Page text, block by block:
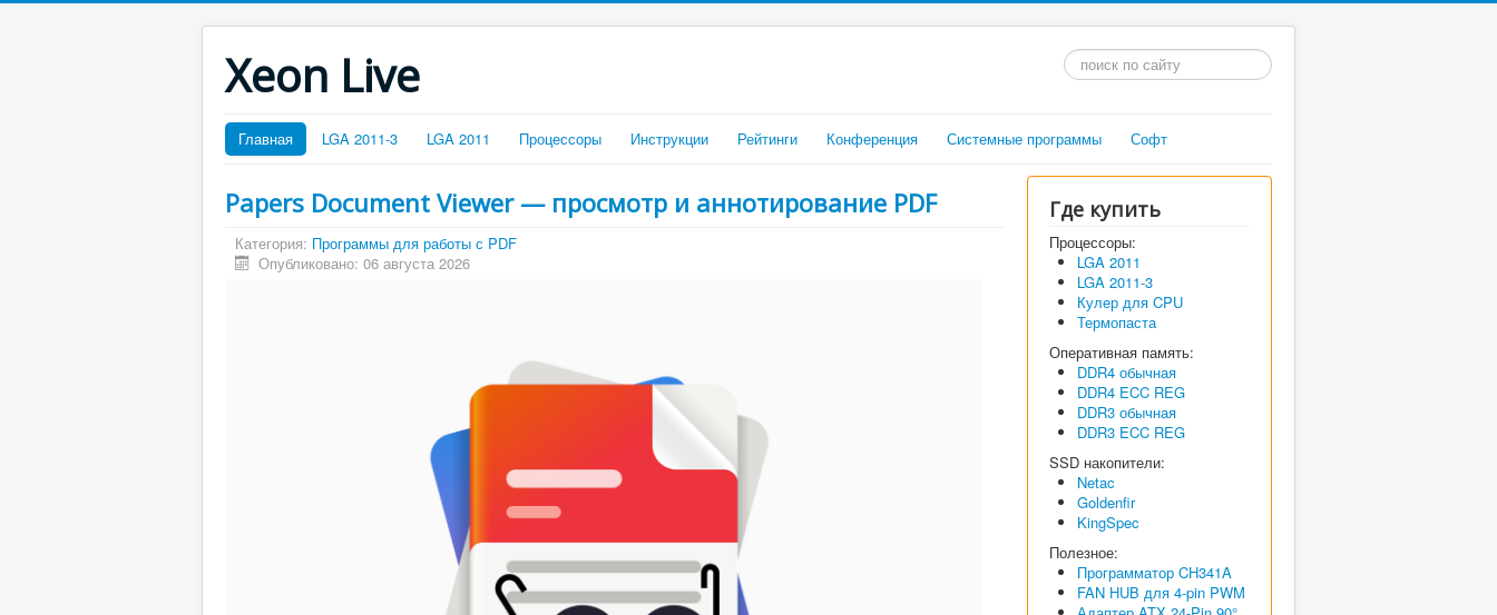
Xeon Live Искать...
Главная LGA 2011-3 LGA 2011 Процессоры Инструкции Рейтинги Конференция Системные программы Софт
Papers Document Viewer — просмотр и аннотирование PDF
Категория: Программы для работы с PDF
Опубликовано: 06 августа 2026
Где купить
Процессоры:
LGA 2011
LGA 2011-3
Кулер для CPU
Термопаста
Оперативная память:
DDR4 обычная
DDR4 ECC REG
DDR3 обычная
DDR3 ECC REG
SSD накопители:
Netac
Goldenfir
KingSpec
Полезное:
Программатор CH341A
FAN HUB для 4-pin PWM